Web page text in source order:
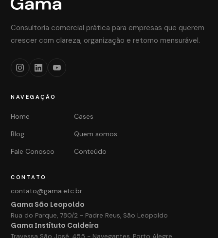
Consultoria comercial prática para empresas que querem
crescer com clareza, organização e retorno mensurável.
NAVEGAÇÃO
Home
Cases
Blog
Quem somos
Fale Conosco
Conteúdo
CONTATO
contato@gama.etc.br
Gama São Leopoldo
Rua do Parque, 780/2 - Padre Reus, São Leopoldo
Gama Instituto Caldeira
Travessa São José, 455 - Navegantes, Porto Alegre